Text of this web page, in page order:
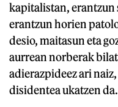
kapitalistan, erantzun
erantzun horien
desio, maitasun eta
aurrean norberak
adierazpideez ari
disidentea ukatzen da.